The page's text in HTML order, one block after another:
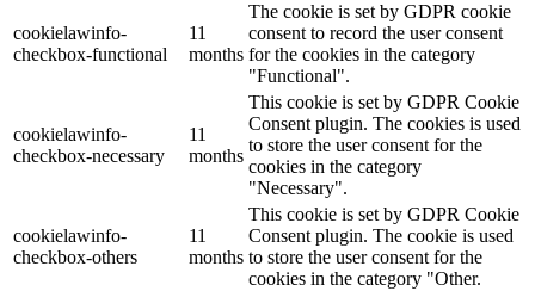
cookielawinfo-
checkbox-functional
11
months
The cookie is set by GDPR cookie
consent to record the user consent
for the cookies in the category
"Functional".
cookielawinfo-
checkbox-necessary
11
months
This cookie is set by GDPR Cookie
Consent plugin. The cookies is used
to store the user consent for the
cookies in the category
"Necessary".
cookielawinfo-
checkbox-others
11
months
This cookie is set by GDPR Cookie
Consent plugin. The cookie is used
to store the user consent for the
cookies in the category "Other.